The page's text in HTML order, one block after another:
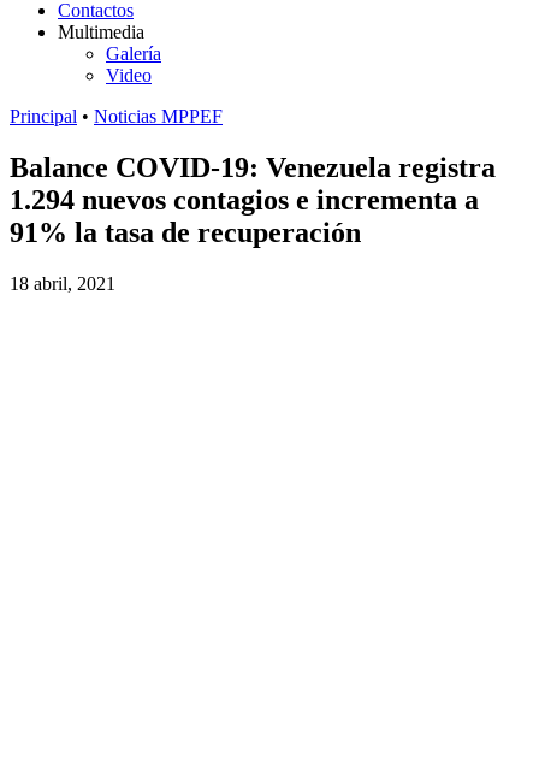
Contactos
Multimedia
Galería
Video
Principal • Noticias MPPEF
Balance COVID-19: Venezuela registra
1.294 nuevos contagios e incrementa a
91% la tasa de recuperación
18 abril, 2021